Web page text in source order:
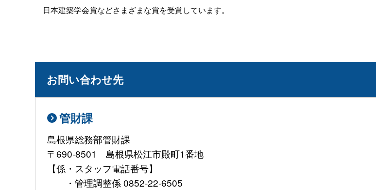
日本建築学会賞などさまざまな賞を受賞しています。
お問い合わせ先
管財課
島根県総務部管財課
〒690-8501 島根県松江市殿町1番地
【係・スタッフ電話番号】
・管理調整係 0852-22-6505